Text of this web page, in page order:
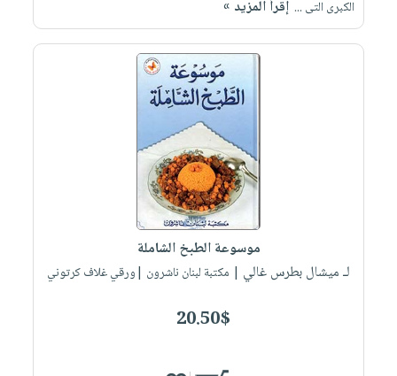
الكبرى التى ... إقرأ المزيد »
موسوعة الطبخ الشاملة
لـ ميشال بطرس غالي | مكتبة لبنان ناشرون |ورقي غلاف كرتوني
20.50$